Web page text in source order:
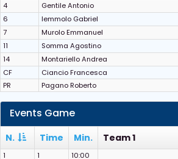
4
Gentile Antonio
6
Iemmolo Gabriel
7
Murolo Emmanuel
11
Somma Agostino
14
Montariello Andrea
CF
Ciancio Francesca
PR
Pagano Roberto
Events Game
N. Time Min. Team 1
1 1 10:00